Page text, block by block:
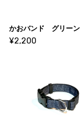
かおバンド グリーン
¥2,200